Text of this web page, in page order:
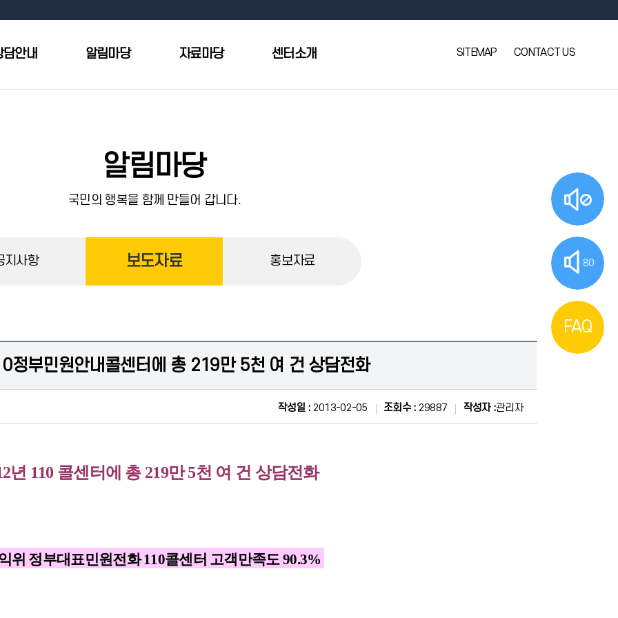
담안내 알림마당 자료마당 센터소개 SITEMAP CONTACT US
80
FAQ
알림마당
국민의 행복을 함께 만들어 갑니다.
지사항 보도자료 홍보자료
정부민원안내콜센터에 총 219만 5천 여 건 상담전화
작성일 : 2013-02-05 조회수 : 29887 작성자 :관리자
년 110 콜센터에 총 219만 5천 여 건 상담전화
위 정부대표민원전화 110콜센터 고객만족도 90.3%